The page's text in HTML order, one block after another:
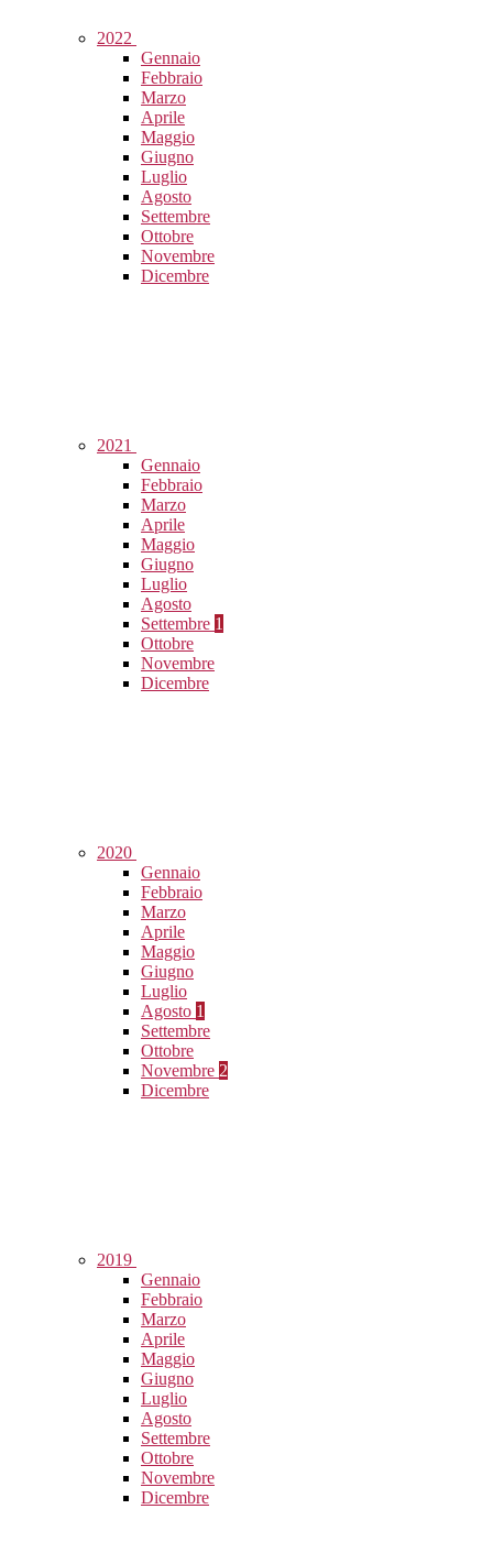
2022
Gennaio
Febbraio
Marzo
Aprile
Maggio
Giugno
Luglio
Agosto
Settembre
Ottobre
Novembre
Dicembre
2021
Gennaio
Febbraio
Marzo
Aprile
Maggio
Giugno
Luglio
Agosto
Settembre 1
Ottobre
Novembre
Dicembre
2020
Gennaio
Febbraio
Marzo
Aprile
Maggio
Giugno
Luglio
Agosto 1
Settembre
Ottobre
Novembre 2
Dicembre
2019
Gennaio
Febbraio
Marzo
Aprile
Maggio
Giugno
Luglio
Agosto
Settembre
Ottobre
Novembre
Dicembre